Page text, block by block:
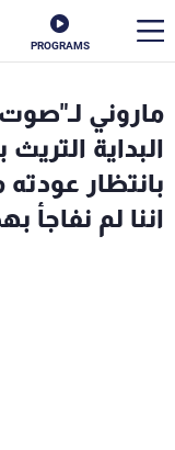
PROGRAMS
البداية
بانتظار
اننا لم نفاجأ
الأخبار
سياسة